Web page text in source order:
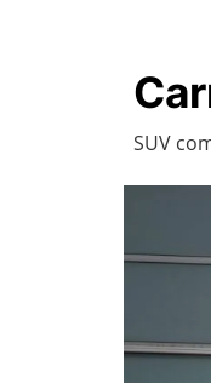
SUV